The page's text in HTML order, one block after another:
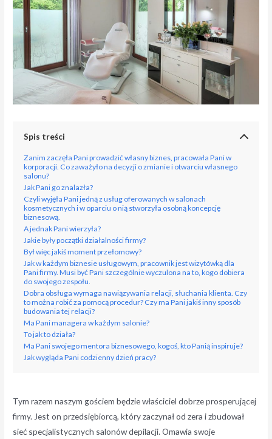
Spis treści
Zanim zaczęła Pani prowadzić własny biznes, pracowała Pani w
korporacji. Co zaważyło na decyzji o zmianie i otwarciu własnego
salonu?
Jak Pani go znalazła?
Czyli wyjęła Pani jedną z usług oferowanych w salonach
kosmetycznych i w oparciu o nią stworzyła osobną koncepcję
biznesową.
A jednak Pani wierzyła?
Jakie były początki działalności firmy?
Był więc jakiś moment przełomowy?
Jak w każdym biznesie usługowym, pracownik jest wizytówką dla
Pani firmy. Musi być Pani szczególnie wyczulona na to, kogo dobiera
do swojego zespołu.
Dobra obsługa wymaga nawiązywania relacji, słuchania klienta. Czy
to można robić za pomocą procedur? Czy ma Pani jakiś inny sposób
budowania tej relacji?
Ma Pani managera w każdym salonie?
To jak to działa?
Ma Pani swojego mentora biznesowego, kogoś, kto Panią inspiruje?
Jak wygląda Pani codzienny dzień pracy?
Tym razem naszym gościem będzie właściciel dobrze prosperującej
firmy. Jest on przedsiębiorcą, który zaczynał od zera i zbudował
sieć specjalistycznych salonów depilacji. Omawia swoje